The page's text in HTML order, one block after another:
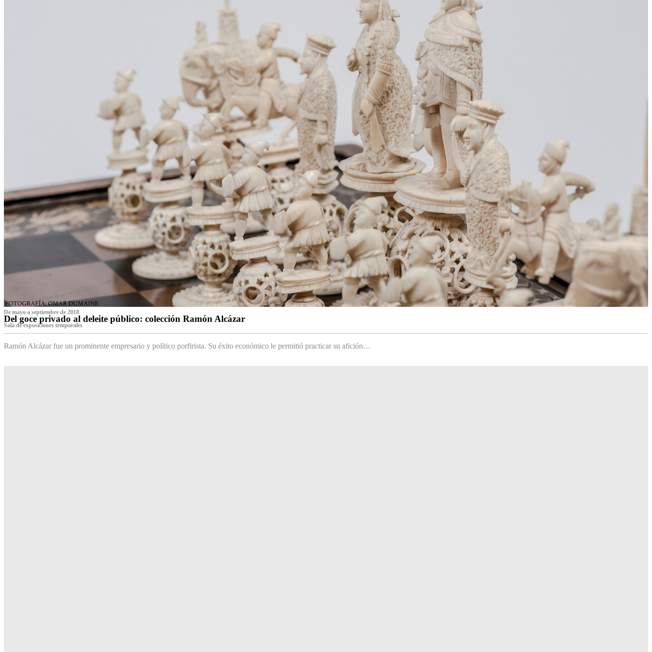
De mayo a septiembre de 2018
Del goce privado al deleite público: colección Ramón Alcázar
Sala de exposiciones temporales
Ramón Alcázar fue un prominente empresario y político porfirista. Su éxito económico le permitió practicar su afición…